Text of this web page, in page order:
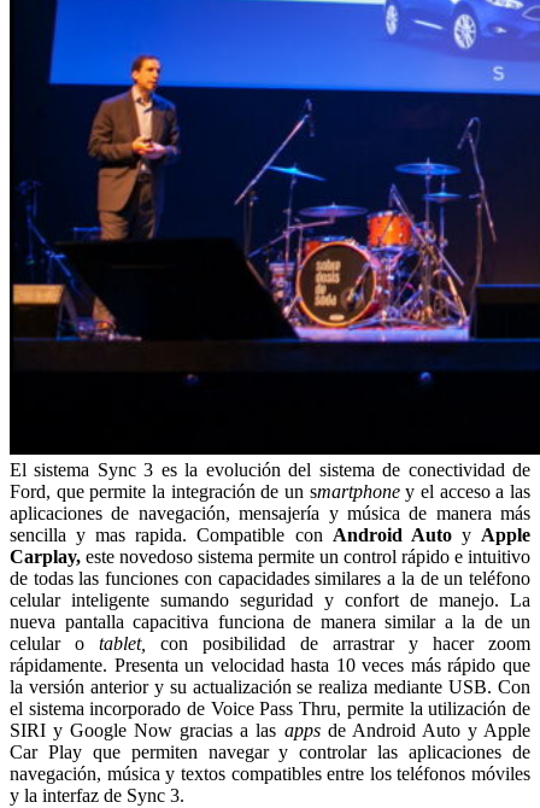
El sistema Sync 3 es la evolución del sistema de conectividad de
Ford, que permite la integración de un smartphoney el acceso a las
aplicaciones de navegación, mensajería y música de manera más
sencilla y mas rapida. Compatible con Android Autoy Apple
Carplay, este novedoso sistema permite un control rápido e intuitivo
de todas las funciones con capacidades similares a la de un teléfono
celular inteligente sumando seguridad y confort de manejo. La
nueva pantalla capacitiva funciona de manera similar a la de un
celular o tablet,
con posibilidad de arrastrar y hacer zoom
rápidamente. Presenta un velocidad hasta 10 veces más rápido que
la versión anterior y su actualización se realiza mediante USB. Con
el sistema incorporado de Voice Pass Thru, permite la utilización de
SIRI y Google Now gracias a las appsde Android Auto y Apple
Car Play que permiten navegar y controlar las aplicaciones de
navegación, música y textos compatibles entre los teléfonos móviles
y la interfaz de Sync 3.